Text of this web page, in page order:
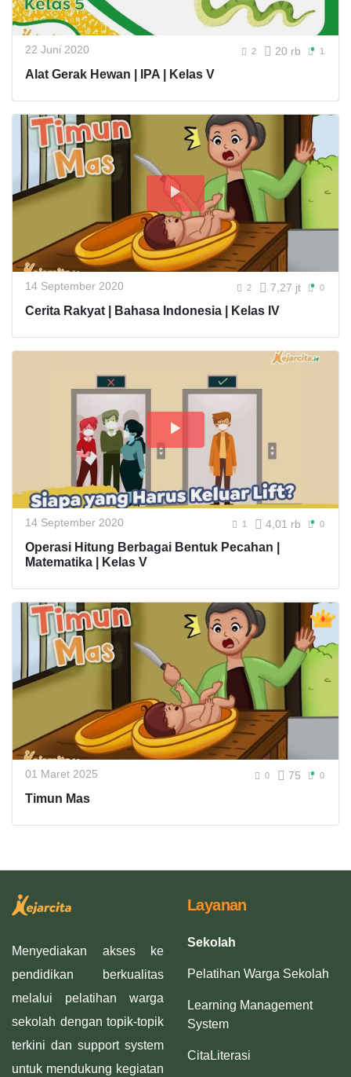
22 Juni 2020 2 20 rb 1
Alat Gerak Hewan | IPA | Kelas V
14 September 2020 2 7,27 jt 0
Cerita Rakyat | Bahasa Indonesia | Kelas IV
14 September 2020 1 4,01 rb 0
Operasi Hitung Berbagai Bentuk Pecahan |
Matematika | Kelas V
01 Maret 2025 0 75 0
Timun Mas
Menyediakan akses ke
pendidikan berkualitas
melalui pelatihan warga
sekolah dengan topik-topik
terkini dan support system
untuk mendukung kegiatan
Layanan
Sekolah
Pelatihan Warga Sekolah
Learning Management
System
CitaLiterasi